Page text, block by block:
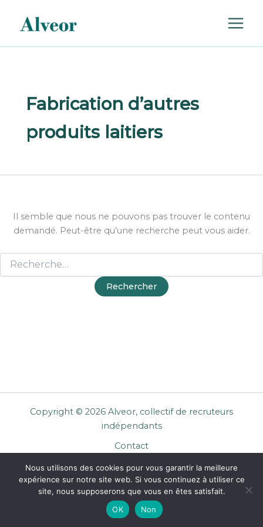
contenu
Fabrication d’autres
produits laitiers
Il semble que nous ne pouvons pas trouver le contenu
demandé. Peut-être qu’une recherche peut vous aider.
Copyright © 2026 Alveor, collectif de recruteurs
indépendants
Contact
Mentions légales
Confidentialité
CGU Entreprises
Nous utilisons des cookies pour vous garantir la meilleure
expérience sur notre site web. Si vous continuez à utiliser ce
site, nous supposerons que vous en êtes satisfait.
OK
Non